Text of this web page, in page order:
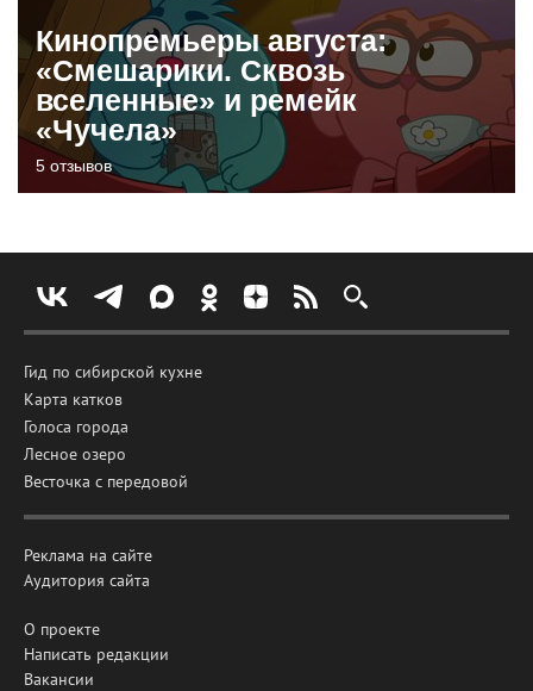
Кинопремьеры августа:
«Смешарики. Сквозь
вселенные» и ремейк
«Чучела»
5 отзывов
Гид по сибирской кухне
Карта катков
Голоса города
Лесное озеро
Весточка с передовой
Реклама на сайте
Аудитория сайта
О проекте
Написать редакции
Вакансии